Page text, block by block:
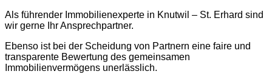
Als führender Immobilienexperte in Knutwil – St. Erhard sind
wir gerne Ihr Ansprechpartner.
Ebenso ist bei der Scheidung von Partnern eine faire und
transparente Bewertung des gemeinsamen
Immobilienvermögens unerlässlich.